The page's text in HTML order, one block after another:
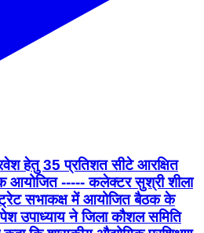
हेतु 35 प्रतिशत सीटे आरक्षित
आयोजित ----- कलेक्टर सुश्री शीला
सभाकक्ष में आयोजित बैठक के
उपाध्याय ने जिला कौशल समिति